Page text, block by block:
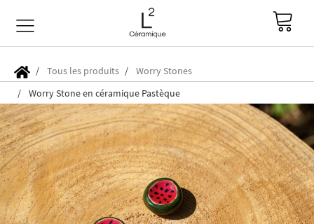
Tous les produits
Worry Stones
Worry Stone en céramique Pastèque